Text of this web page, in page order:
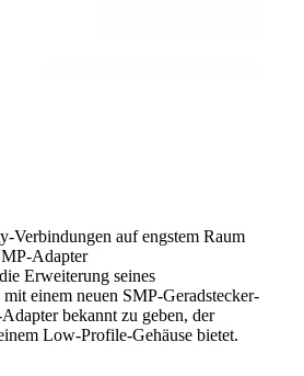
Verbindungen auf engstem Raum
Adapter
Erweiterung seines
einem neuen SMP-Geradstecker-
bekannt zu geben, der
Low-Profile-Gehäuse bietet.